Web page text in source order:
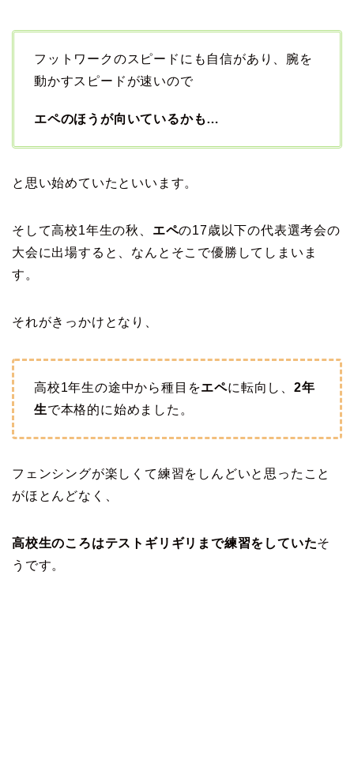
フットワークのスピードにも自信があり、腕を
動かすスピードが速いので
エペのほうが向いているかも…
と思い始めていたといいます。
そして高校1年生の秋、 エペの17歳以下の代表選考会の
大会に出場すると、なんとそこで優勝してしまいま
す。
それがきっかけとなり、
高校1年生の途中から種目をエペに転向し、2年
生で本格的に始めました。
フェンシングが楽しくて練習をしんどいと思ったこと
がほとんどなく、
高校生のころはテストギリギリまで練習をしていたそ
うです。